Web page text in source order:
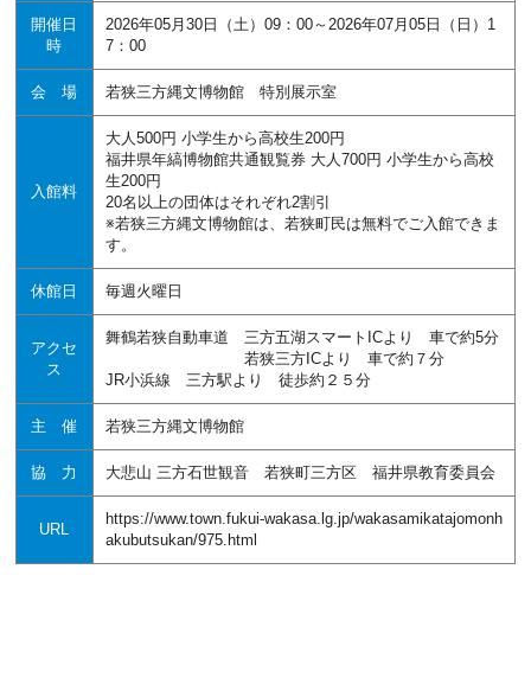
開催日
時
2026年05月30日（土）09：00～2026年07月05日（日）1
7：00
会 場 若狭三方縄文博物館 特別展示室
入館料
大人500円 小学生から高校生200円
福井県年縞博物館共通観覧券 大人700円 小学生から高校
生200円
20名以上の団体はそれぞれ2割引
※若狭三方縄文博物館は、若狭町民は無料でご入館できま
す。
休館日 毎週火曜日
アクセ
ス
舞鶴若狭自動車道 三方五湖スマートICより 車で約5分
若狭三方ICより 車で約７分
JR小浜線 三方駅より 徒歩約２５分
主 催 若狭三方縄文博物館
協 力 大悲山 三方石世観音 若狭町三方区 福井県教育委員会
URL
https://www.town.fukui-wakasa.lg.jp/wakasamikatajomonh
akubutsukan/975.html